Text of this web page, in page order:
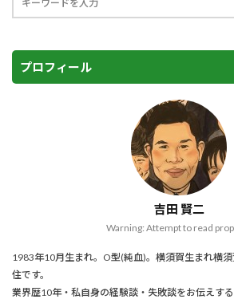
プロフィール
吉田 賢二
Warning: Attempt to read
1983年10月生まれ。O型(純血)。横須賀生まれ横
住です。
業界歴10年・私自身の経験談・失敗談をお伝えす